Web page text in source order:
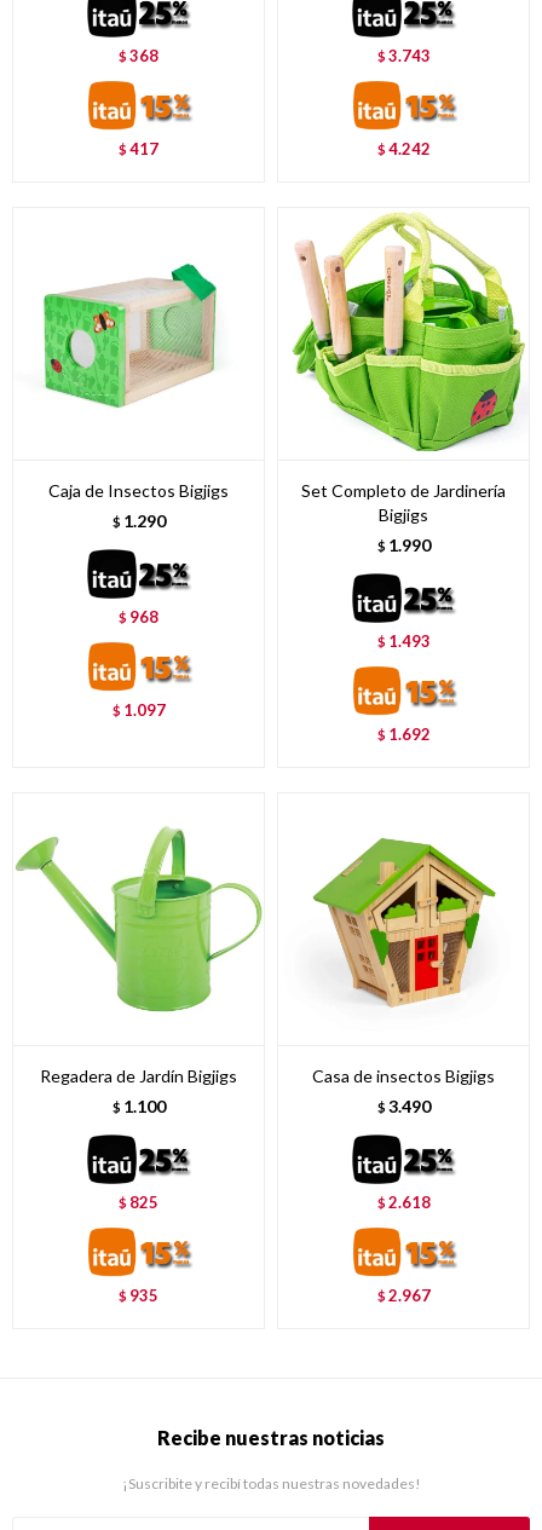
$368
$417
$3.743
$4.242
Caja de Insectos Bigjigs
$ 1.290
$ 968
$ 1.097
Set Completo de Jardinería
Bigjigs
$ 1.990
$ 1.493
$ 1.692
Regadera de Jardín Bigjigs
$ 1.100
$ 825
$ 935
Casa de insectos Bigjigs
$ 3.490
$2.618
$2.967
Recibe nuestras noticias
¡Suscribite y recibí todas nuestras novedades!